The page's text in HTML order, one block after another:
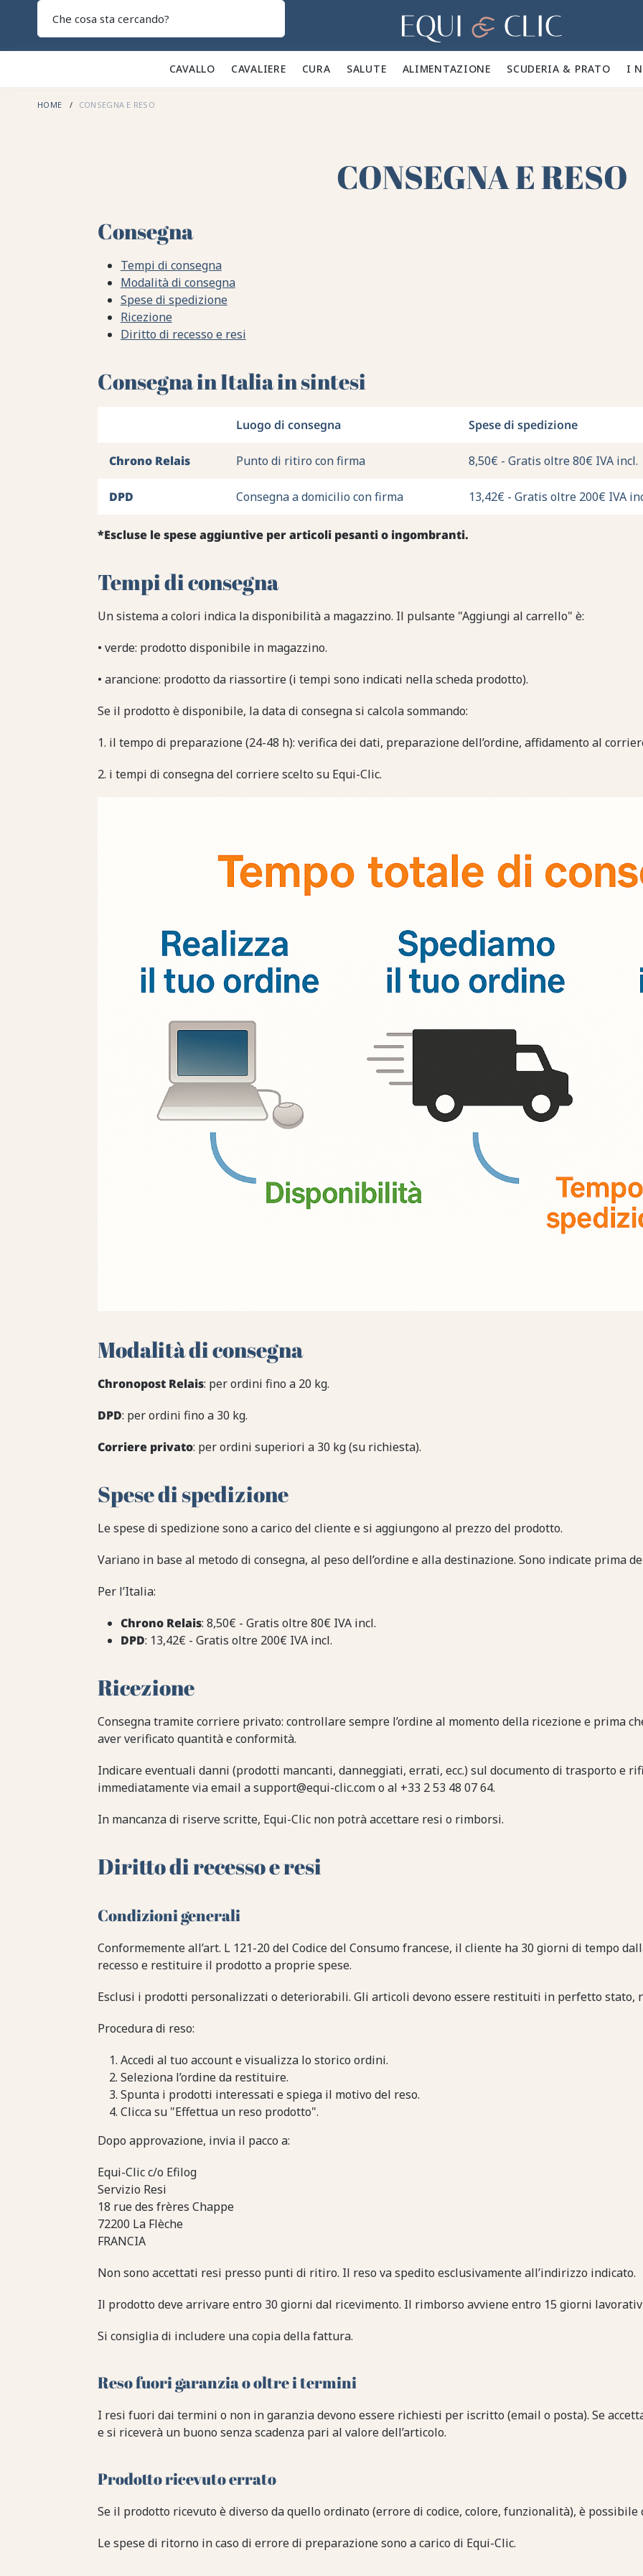
Casa
CAVALLO 🐎 CAVALIERE 👕 CURA 🪮 SALUTE ✨ ALIMENTAZIONE 🥕 SCUDERIA & PRATO 🍃 I
HOME CONSEGNA E RESO
CONSEGNA E RESO
Consegna
Tempi di consegna
Modalità di consegna
Spese di spedizione
Ricezione
Diritto di recesso e resi
Consegna in Italia in sintesi
Luogo di consegna Spese di spedizione
Chrono Relais Punto di ritiro con firma 8,50€ - Gratis oltre 80€ IVA incl.
DPD Consegna a domicilio con firma 13,42€ - Gratis oltre 200€ IVA
*Escluse le spese aggiuntive per articoli pesanti o ingombranti.
Tempi di consegna
Un sistema a colori indica la disponibilità a magazzino. Il pulsante "Aggiungi al carrello" è:
• verde: prodotto disponibile in magazzino.
• arancione: prodotto da riassortire (i tempi sono indicati nella scheda prodotto).
Se il prodotto è disponibile, la data di consegna si calcola sommando:
1. il tempo di preparazione (24-48 h): verifica dei dati, preparazione dell’ordine, affidamento al
2. i tempi di consegna del corriere scelto su Equi-Clic.
Modalità di consegna
Chronopost Relais: per ordini fino a 20 kg.
DPD: per ordini fino a 30 kg.
Corriere privato: per ordini superiori a 30 kg (su richiesta).
Spese di spedizione
Le spese di spedizione sono a carico del cliente e si aggiungono al prezzo del prodotto.
Variano in base al metodo di consegna, al peso dell’ordine e alla destinazione. Sono indicate prima
Per l’Italia:
Chrono Relais: 8,50€ - Gratis oltre 80€ IVA incl.
DPD: 13,42€ - Gratis oltre 200€ IVA incl.
Ricezione
Consegna tramite corriere privato: controllare sempre l’ordine al momento della ricezione e prima
aver verificato quantità e conformità.
Indicare eventuali danni (prodotti mancanti, danneggiati, errati, ecc.) sul documento di trasporto e
immediatamente via email a support@equi-clic.com o al +33 2 53 48 07 64.
In mancanza di riserve scritte, Equi-Clic non potrà accettare resi o rimborsi.
Diritto di recesso e resi
Condizioni generali
Conformemente all’art. L 121-20 del Codice del Consumo francese, il cliente ha 30 giorni di tempo
recesso e restituire il prodotto a proprie spese.
Esclusi i prodotti personalizzati o deteriorabili. Gli articoli devono essere restituiti in perfetto stato,
Procedura di reso:
Accedi al tuo account e visualizza lo storico ordini.
Seleziona l’ordine da restituire.
Spunta i prodotti interessati e spiega il motivo del reso.
Clicca su "Effettua un reso prodotto".
Dopo approvazione, invia il pacco a:
Equi-Clic c/o Efilog
Servizio Resi
18 rue des frères Chappe
72200 La Flèche
FRANCIA
Non sono accettati resi presso punti di ritiro. Il reso va spedito esclusivamente all’indirizzo indicato.
Il prodotto deve arrivare entro 30 giorni dal ricevimento. Il rimborso avviene entro 15 giorni
Si consiglia di includere una copia della fattura.
Reso fuori garanzia o oltre i termini
I resi fuori dai termini o non in garanzia devono essere richiesti per iscritto (email o posta). Se
e si riceverà un buono senza scadenza pari al valore dell’articolo.
Prodotto ricevuto errato
Se il prodotto ricevuto è diverso da quello ordinato (errore di codice, colore, funzionalità), è
Le spese di ritorno in caso di errore di preparazione sono a carico di Equi-Clic.